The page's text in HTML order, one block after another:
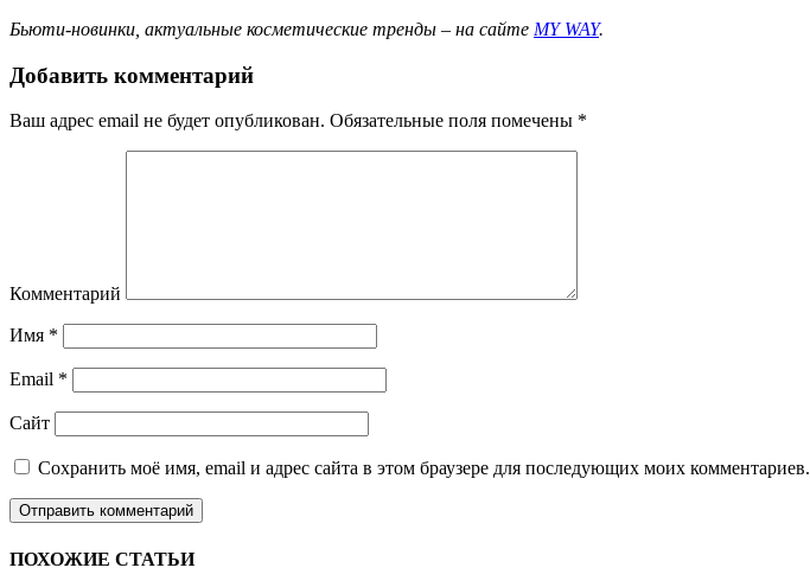
Бьюти-новинки, актуальные косметические тренды – на сайте MY WAY.
Добавить комментарий
Ваш адрес email не будет опубликован. Обязательные поля помечены *
Комментарий
Имя *
Email *
Сайт
Сохранить моё имя, email и адрес сайта в этом браузере для последующих моих комментариев.
ПОХОЖИЕ СТАТЬИ